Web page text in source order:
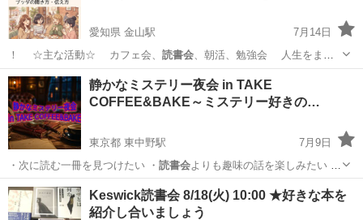
愛知県 金山駅
7月14日
！ ☆主な活動☆ カフェ会、 読書会、朝活、勉強会 人生をまじ
めに考え…
愛知 名古屋市 金山駅 セミナー
静かなミステリー夜会 in TAKE
COFFEE&BAKE～ミステリー好きの…
東京都 東中野駅
7月9日
・次に読む一冊を見つけたい ・ 読書会よりも趣味の話を楽しみたい ・
同…
東京 中野区 東中野駅 パーティー
Keswick読書会 8/18(火) 10:00 ★好きな本を
紹介し合いましょう